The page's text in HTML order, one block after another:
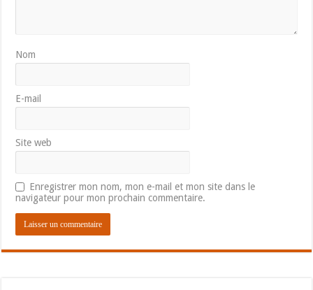
Nom
E-mail
Site web
Enregistrer mon nom, mon e-mail et mon site dans le
navigateur pour mon prochain commentaire.